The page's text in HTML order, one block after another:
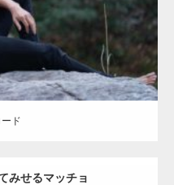
ド
みせるマッチョ